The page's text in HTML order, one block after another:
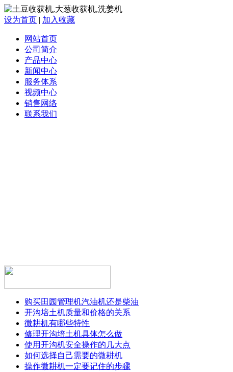
设为首页 | 加入收藏
网站首页
公司简介
产品中心
新闻中心
服务体系
视频中心
销售网络
联系我们
购买田园管理机汽油机还是柴油
开沟培土机质量和价格的关系
微耕机有哪些特性
修理开沟培土机具体怎么做
使用开沟机安全操作的几大点
如何选择自己需要的微耕机
操作微耕机一定要记住的步骤